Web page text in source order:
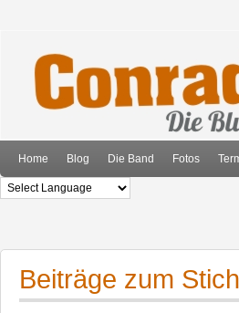
Home Blog Die Band Fotos
Beiträge zum